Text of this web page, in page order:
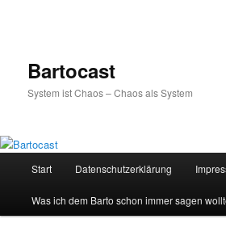
Bartocast
System ist Chaos – Chaos als System
Start Datenschutzerklärung
Was ich dem Barto schon immer sagen